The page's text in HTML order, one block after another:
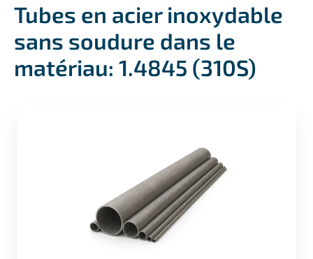
Tubes en acier inoxydable
sans soudure dans le
matériau: 1.4845 (310S)